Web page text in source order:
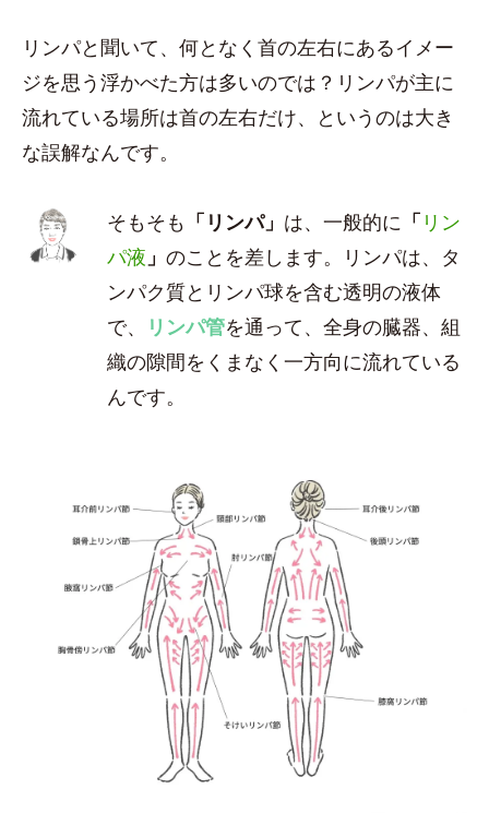
リンパと聞いて、何となく首の左右にあるイメー
ジを思う浮かべた方は多いのでは？リンパが主に
流れている場所は首の左右だけ、というのは大き
な誤解なんです。
そもそも 「リンパ」 は、一般的に 「 リン
パ液 」のことを差します。リンパは、タ
ンパク質とリンパ球を含む透明の液体
で、
リンパ管を通って、全身の臓器、組
織の隙間をくまなく一方向に流れている
んです。